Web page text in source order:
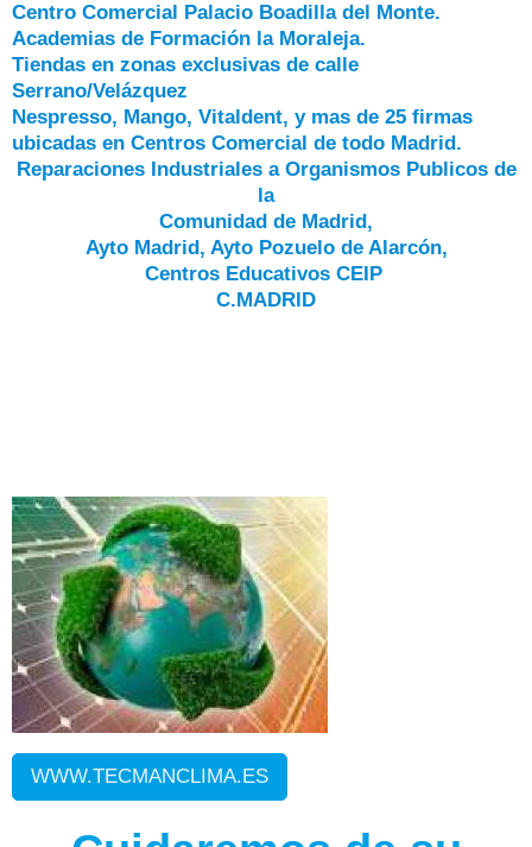
Centro Comercial Palacio Boadilla del Monte.
Academias de Formación la Moraleja.
Tiendas en zonas exclusivas de calle
Serrano/Velázquez
Nespresso, Mango, Vitaldent, y mas de 25 firmas
ubicadas en Centros Comercial de todo Madrid.
Reparaciones Industriales a Organismos Publicos de
la
Comunidad de Madrid,
Ayto Madrid, Ayto Pozuelo de Alarcón,
Centros Educativos CEIP
C.MADRID
WWW.TECMANCLIMA.ES